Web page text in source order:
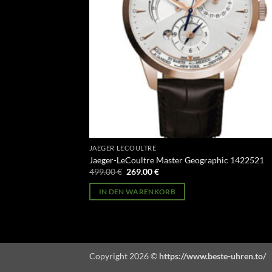
JAEGER LECOULTRE
Jaeger-LeCoultre Master Geographic 1422521
499.00€ Ursprünglicher
war:
499.00 €
269.00€Aktueller
ist:
269.00 €.
IN DEN WARENKORB
Copyright 2026 © https://www.beste-uhren.to/